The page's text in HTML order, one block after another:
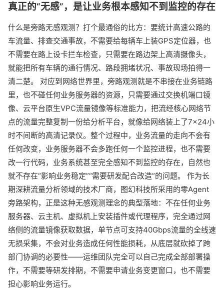
真正的“无感”，是让业务根本感知不到监控的存在
什么是旁路无感观测？打个最通俗的比方：要统计高速公路的
车流量、排查交通事故，不需要给每辆车上装GPS定位器，也
不需要在路上设卡拦车检查，只需要在路边架上高清摄像头，
就能把所有车辆的通行情况、路段拥堵状况、事故现场拍得一
清二楚。 对应到网络世界里，旁路观测就是不串接在业务链路
里，也不碰任何业务服务器的资源，只需要通过交换机端口镜
像、云平台原生VPC流量镜像等标准能力，把流经核心网络节
点的流量完整复制一份给分析平台，就像给网络装上了7×24小
时不间断的高清记录仪。整个过程中，业务流量的走向不会有
任何改变，业务服务器不会多跑任何一个监控进程，也不需要
改一行代码，业务系统甚至完全感知不到监控的存在，自然也
就不存在“影响业务稳定”“需要研发配合改造”的问题。 作为长
期深耕流量分析领域的技术厂商，图幻科技所采用的零Agent
旁路架构，正是这种无感观测理念的典型落地：不在任何业务
服务器、云主机、虚拟机上安装插件或代理程序，完全通过网
络侧的流量镜像获取数据，单节点可支持40Gbps流量的全线速
无损采集，不会对业务造成任何性能损耗，从底层就砍掉了跨
部门协调的必要性——运维团队完全可以自己完成全部部署操
作，不需要等研发排期，不需要申请业务变更窗口，也不需要
担心影响业务运行。